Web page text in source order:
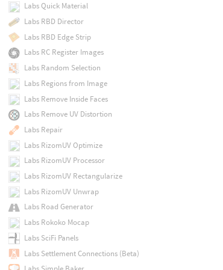
Labs Quick Material
Labs RBD Director
Labs RBD Edge Strip
Labs RC Register Images
Labs Random Selection
Labs Regions from Image
Labs Remove Inside Faces
Labs Remove UV Distortion
Labs Repair
Labs RizomUV Optimize
Labs RizomUV Processor
Labs RizomUV Rectangularize
Labs RizomUV Unwrap
Labs Road Generator
Labs Rokoko Mocap
Labs SciFi Panels
Labs Settlement Connections (Beta)